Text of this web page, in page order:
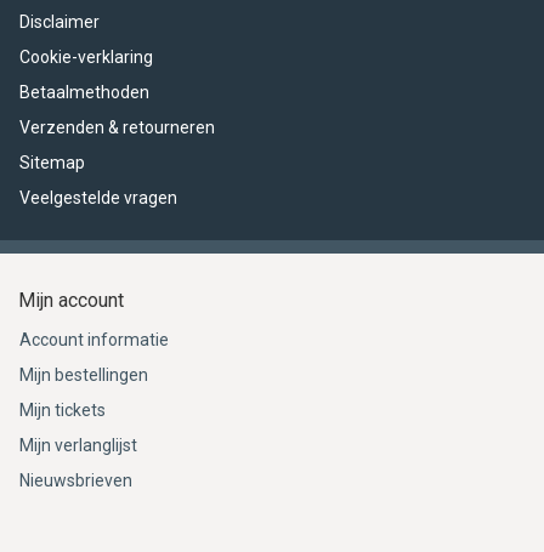
Disclaimer
Cookie-verklaring
Betaalmethoden
Verzenden & retourneren
Sitemap
Veelgestelde vragen
Mijn account
Account informatie
Mijn bestellingen
Mijn tickets
Mijn verlanglijst
Nieuwsbrieven